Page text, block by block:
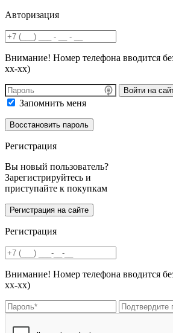
Авторизация
Внимание! Номер телефона вводится
хх-хх)
Войти на
Запомнить меня
Регистрация
Вы новый пользователь?
Зарегистрируйтесь и
приступайте к покупкам
Регистрация
Внимание! Номер телефона вводится
хх-хх)